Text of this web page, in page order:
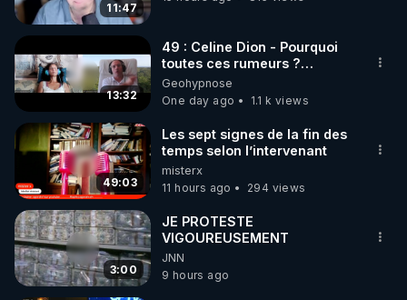
▶ https://crowdbunker.com/v/-Lg7j4uHACY
https://t.me/rgnr_fr
▶ Facebook :
https://www.facebook.com/thierry.rgnr/
▶ Instagram  :
https://www.instagram.com/Thierrycasasnovas_rgn
r
▶Twitter : https://twitter.com/thierrycas
11:47
13:32
49 : Celine Dion - Pourquoi
toutes ces rumeurs ?
Enquête sous hypnose
Geohypnose
One day ago
1.1 k views
49:03
Les sept signes de la fin des
temps selon l’intervenant
misterx
11 hours ago
294 views
3:00
JE PROTESTE
VIGOUREUSEMENT
JNN
9 hours ago